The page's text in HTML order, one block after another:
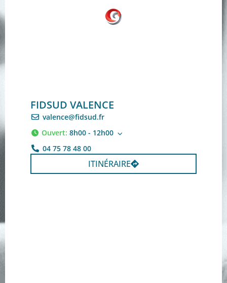
FIDSUD VALENCE
valence@fidsud.fr
Ouvert: 8h00 - 12h00
04 75 78 48 00
ITINÉRAIRE